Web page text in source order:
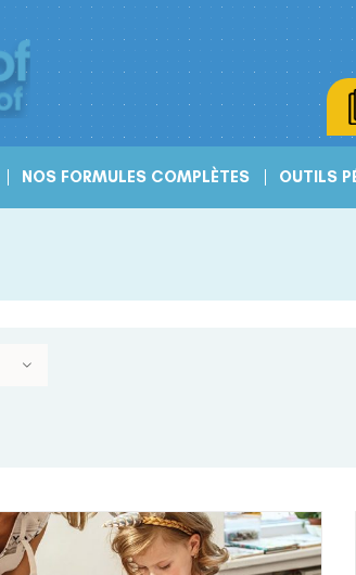
NOS FORMULES COMPLÈTES OUTILS